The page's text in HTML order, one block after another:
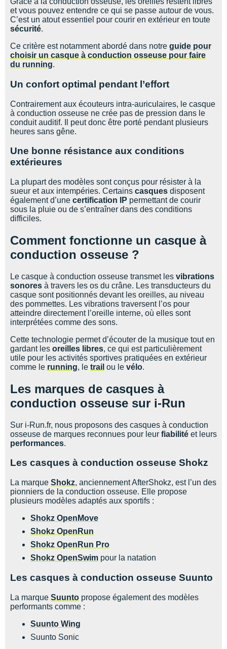
et vous pouvez entendre ce qui se passe autour de vous.
C’est un atout essentiel pour courir en extérieur en toute
sécurité.
Ce critère est notamment abordé dans notre guide pour
choisir un casque à conduction osseuse pour faire
du running.
Un confort optimal pendant l’effort
Contrairement aux écouteurs intra-auriculaires, le casque
à conduction osseuse ne crée pas de pression dans le
conduit auditif. Il peut donc être porté pendant plusieurs
heures sans gêne.
Une bonne résistance aux conditions
extérieures
La plupart des modèles sont conçus pour résister à la
sueur et aux intempéries. Certains casques disposent
également d’une certification IP permettant de courir
sous la pluie ou de s’entraîner dans des conditions
difficiles.
Comment fonctionne un casque à
conduction osseuse ?
Le casque à conduction osseuse transmet les vibrations
sonores à travers les os du crâne. Les transducteurs du
casque sont positionnés devant les oreilles, au niveau
des pommettes. Les vibrations traversent l’os pour
atteindre directement l’oreille interne, où elles sont
interprétées comme des sons.
Cette technologie permet d’écouter de la musique tout en
gardant les oreilles libres, ce qui est particulièrement
utile pour les activités sportives pratiquées en extérieur
comme le running, le trail ou le vélo.
Les marques de casques à
conduction osseuse sur i-Run
Sur i-Run.fr, nous proposons des casques à conduction
osseuse de marques reconnues pour leur fiabilité et leurs
performances.
Les casques à conduction osseuse Shokz
La marque Shokz, anciennement AfterShokz, est l’un des
pionniers de la conduction osseuse. Elle propose
plusieurs modèles adaptés aux sportifs :
Shokz OpenMove
Shokz OpenRun
Shokz OpenRun Pro
Shokz OpenSwim pour la natation
Les casques à conduction osseuse Suunto
La marque Suunto propose également des modèles
performants comme :
Suunto Wing
Suunto Sonic